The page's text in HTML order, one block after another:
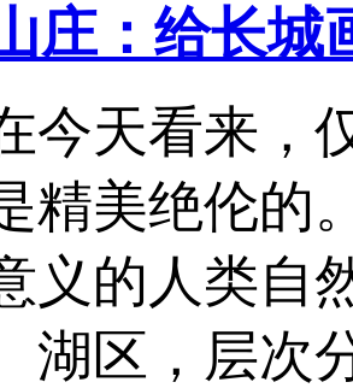
庄：给长城
今天看来，
精美绝伦的
义的人类自
湖区，层次